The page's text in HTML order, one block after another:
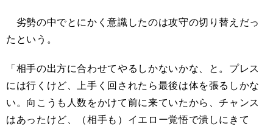
劣勢の中でとにかく意識したのは攻守の切り替えだっ
たという。
「相手の出方に合わせてやるしかないかな、と。プレス
には行くけど、上手く回されたら最後は体を張るしかな
い。向こうも人数をかけて前に来ていたから、チャンス
はあったけど、（相手も）イエロー覚悟で潰しにきて